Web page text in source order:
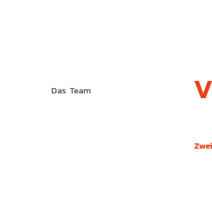
Das Team